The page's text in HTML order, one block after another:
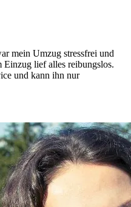
mein Umzug stressfrei und
Einzug lief alles reibungslos.
und kann ihn nur